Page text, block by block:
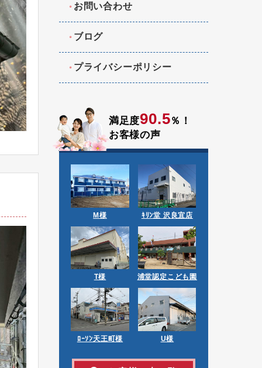
お問い合わせ
ブログ
プライバシーポリシー
満足度90.5％！
お客様の声
M様 ｷﾘﾝ堂 沢良宜店
T様 浦堂認定こども園
ﾛｰｿﾝ天王町様 U様